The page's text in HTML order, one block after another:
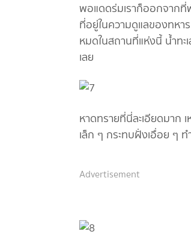
พอแดดร่มเราก็ออกจากที่
ที่อยู่ในความดูแลของทหาร
หมดในสถานที่แห่งนี้ น้ำทะ
เลย
หาดทรายที่นี่ละเอียดมาก
เล็ก ๆ กระทบฝั่งเอื่อย ๆ
Advertisement